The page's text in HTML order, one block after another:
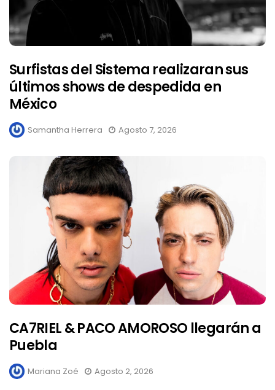
Surfistas del Sistema realizaran sus
últimos shows de despedida en
México
Samantha Herrera Agosto 7, 2026
CA7RIEL & PACO AMOROSO llegarán a
Puebla
Mariana Zoé Agosto 2, 2026